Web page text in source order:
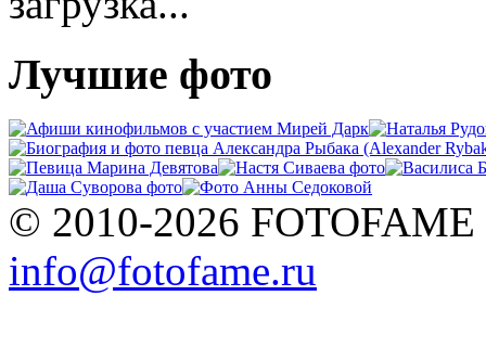
Лучшие фото
© 2010-2026 FOTOFAME
info@fotofame.ru